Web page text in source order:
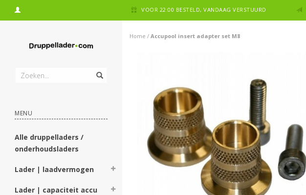
VOOR 22:00 BESTELD, VANDAAG VERSTUURD
MENU
Alle druppelladers /
onderhoudsladers
Lader | laadvermogen
Lader | capaciteit accu
Home / Accupool insert adapter set M8